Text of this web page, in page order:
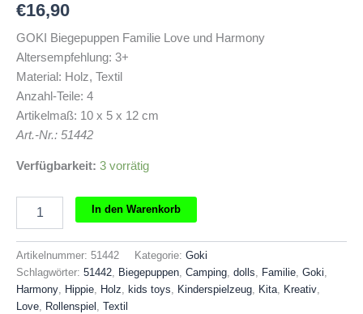
€16,90
GOKI Biegepuppen Familie Love und Harmony
Altersempfehlung: 3+
Material: Holz, Textil
Anzahl-Teile: 4
Artikelmaß: 10 x 5 x 12 cm
Art.-Nr.: 51442
Verfügbarkeit: 3 vorrätig
Biegepuppen
Love
und
Harmony
Menge
In den Warenkorb
Artikelnummer: 51442 Kategorie: Goki
Schlagwörter: 51442, Biegepuppen, Camping, dolls, Familie, Goki,
Harmony, Hippie, Holz, kids toys, Kinderspielzeug, Kita, Kreativ,
Love, Rollenspiel , Textil